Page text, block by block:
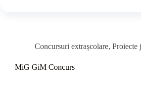
Concursuri extrașcolare, Proiecte
MiG GiM Concurs